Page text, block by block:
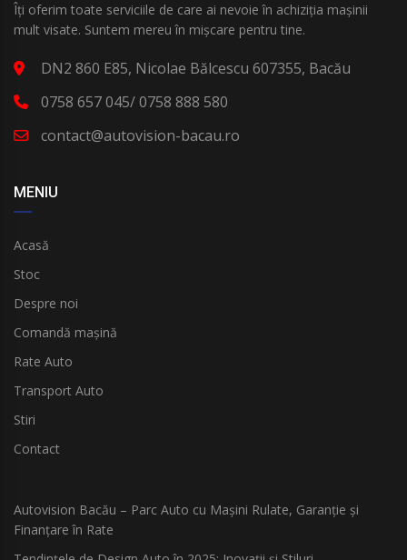
Îți oferim toate serviciile de care ai nevoie în achiziția mașinii
mult visate. Suntem mereu în mișcare pentru tine.
DN2 860 E85, Nicolae Bălcescu 607355, Bacău
0758 657 045/ 0758 888 580
contact@autovision-bacau.ro
MENIU
Acasă
Stoc
Despre noi
Comandă mașină
Rate Auto
Transport Auto
Stiri
Contact
Autovision Bacău – Parc Auto cu Mașini Rulate, Garanție și
Finanțare în Rate